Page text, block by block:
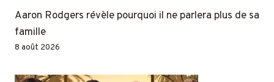
Aaron Rodgers révèle pourquoi il ne parlera plus de sa
famille
8 août 2026